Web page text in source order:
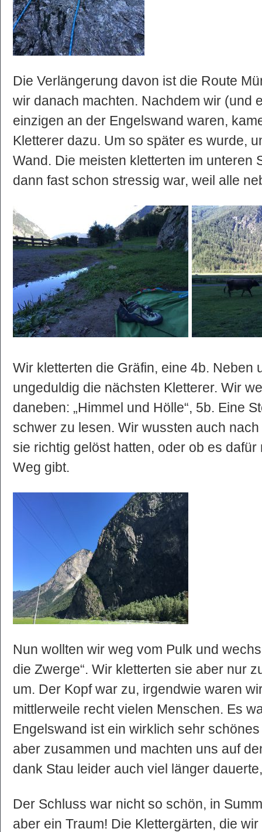
Die Verlängerung davon ist die Route
wir danach machten. Nachdem wir (und
einzigen an der Engelswand waren,
Kletterer dazu. Um so später es wurde,
Wand. Die meisten kletterten im unteren
dann fast schon stressig war, weil alle
Wir kletterten die Gräfin, eine 4b. Neben
ungeduldig die nächsten Kletterer. Wir
daneben: „Himmel und Hölle“, 5b. Eine
schwer zu lesen. Wir wussten auch
sie richtig gelöst hatten, oder ob es
Weg gibt.
Nun wollten wir weg vom Pulk und
die Zwerge“. Wir kletterten sie aber nur
um. Der Kopf war zu, irgendwie waren
mittlerweile recht vielen Menschen. Es
Engelswand ist ein wirklich sehr
aber zusammen und machten uns auf
dank Stau leider auch viel länger
Der Schluss war nicht so schön, in
aber ein Traum! Die Klettergärten, die